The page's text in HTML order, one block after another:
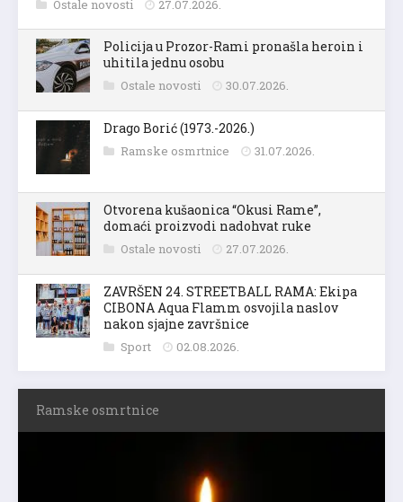
Ostale novosti 27.07.2026.
Policija u Prozor-Rami pronašla heroin i
uhitila jednu osobu
Ostale novosti 30.07.2026.
Drago Borić (1973.-2026.)
Ramske osmrtnice 31.07.2026.
Otvorena kušaonica “Okusi Rame”,
domaći proizvodi nadohvat ruke
Ostale novosti 27.07.2026.
ZAVRŠEN 24. STREETBALL RAMA: Ekipa
CIBONA Aqua Flamm osvojila naslov
nakon sjajne završnice
Sport 02.08.2026.
Ramske osmrtnice